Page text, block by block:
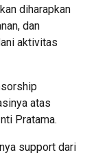
diharapkan
dan
aktivitas
atas
Pratama.
support dari